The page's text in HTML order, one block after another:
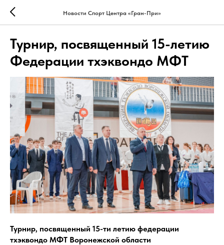
Новости Спорт Центра «Гран-При»
Турнир, посвященный 15-летию
Федерации тхэквондо МФТ
Турнир, посвященный 15-ти летию федерации
тхэквондо МФТ Воронежской области